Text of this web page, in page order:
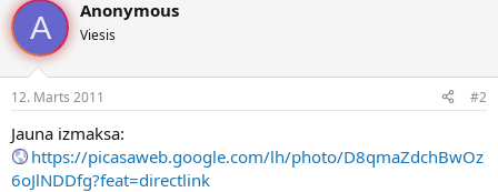
A Anonymous
Viesis
12. Marts 2011 #2
Jauna izmaksa:
https://picasaweb.google.com/lh/photo/D8qmaZdchBwOz
6oJlNDDfg?feat=directlink